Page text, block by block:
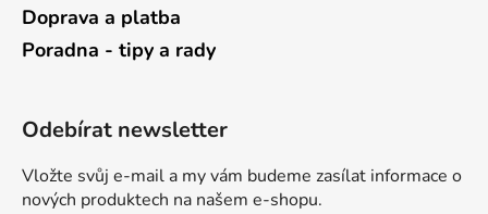
Doprava a platba
Poradna - tipy a rady
Odebírat newsletter
Vložte svůj e-mail a my vám budeme zasílat informace o
nových produktech na našem e-shopu.